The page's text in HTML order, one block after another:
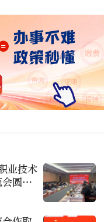
业技术
圆满